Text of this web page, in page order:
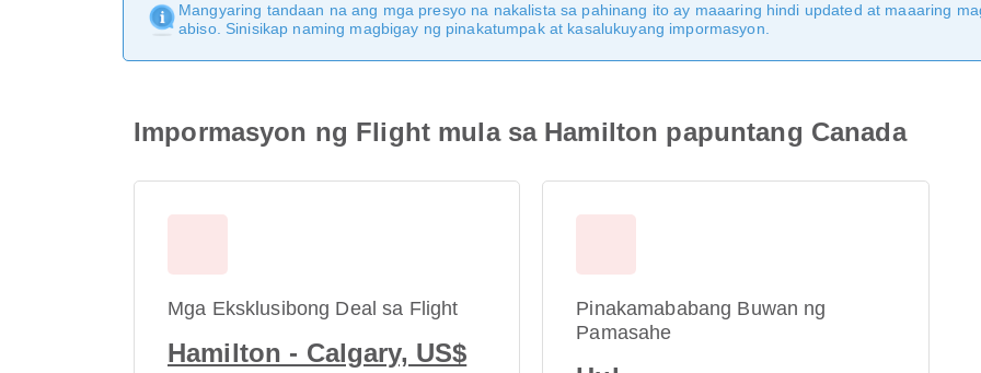
Mangyaring tandaan na ang mga presyo na nakalista sa pahinang ito ay maaaring hindi updated at maaaring
abiso. Sinisikap naming magbigay ng pinakatumpak at kasalukuyang impormasyon.
Impormasyon ng Flight mula sa Hamilton papuntang Canada
Mga Eksklusibong Deal sa Flight
Hamilton - Calgary, US$
Pinakamababang Buwan ng
Pamasahe